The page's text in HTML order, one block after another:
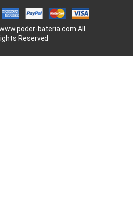
www.poder-bateria.com All
Reserved